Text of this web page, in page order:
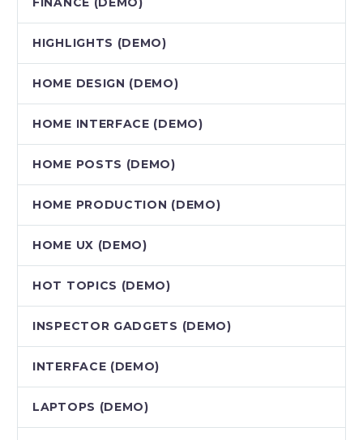
HIGHLIGHTS (DEMO)
HOME DESIGN (DEMO)
HOME INTERFACE (DEMO)
HOME POSTS (DEMO)
HOME PRODUCTION (DEMO)
HOME UX (DEMO)
HOT TOPICS (DEMO)
INSPECTOR GADGETS (DEMO)
INTERFACE (DEMO)
LAPTOPS (DEMO)